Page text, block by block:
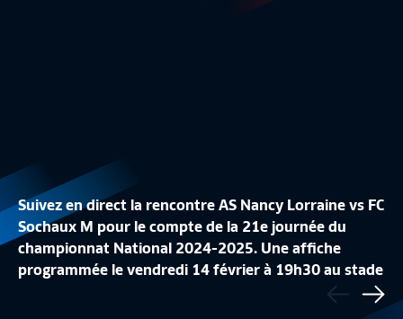
Suivez en direct la rencontre AS Nancy Lorraine vs FC
Sochaux M pour le compte de la 21e journée du
championnat National 2024-2025. Une affiche
programmée le vendredi 14 février à 19h30 au stade
Marcel-Picot à Tomblaine. Le feuilleton du N1 est à
PrécédentLE RÉCAP DE LA